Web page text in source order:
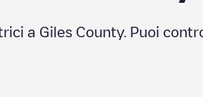
a Giles County. Puoi